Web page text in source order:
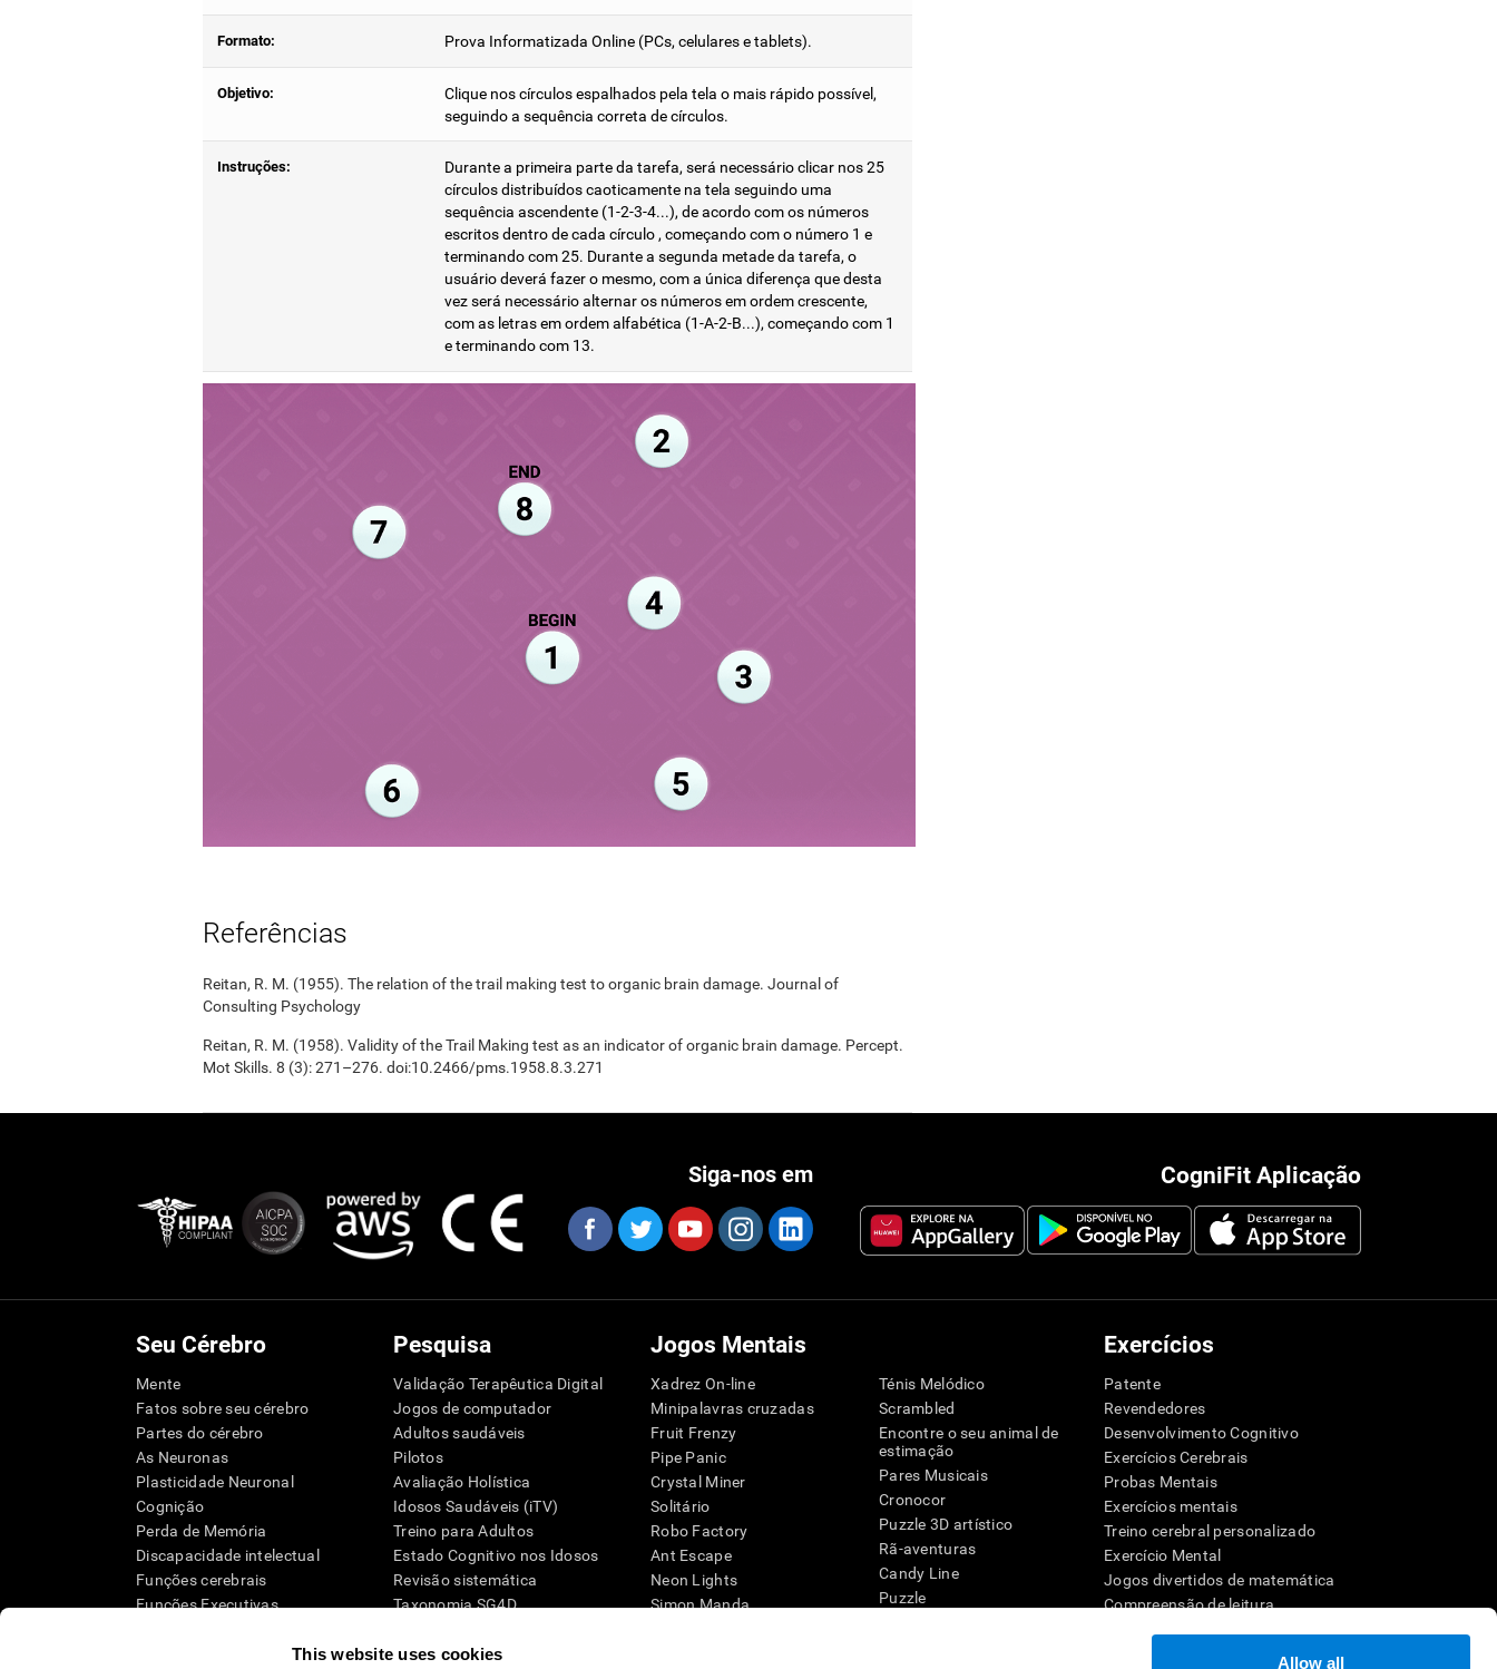
This website uses cookies Allow all
Formato: Prova Informatizada Online (PCs, celulares e tablets).
Objetivo:
Clique nos círculos espalhados pela tela o mais rápido possível,
seguindo a sequência correta de círculos.
Instruções:
Durante a primeira parte da tarefa, será necessário clicar nos 25
círculos distribuídos caoticamente na tela seguindo uma
sequência ascendente (1-2-3-4...), de acordo com os números
escritos dentro de cada círculo , começando com o número 1 e
terminando com 25. Durante a segunda metade da tarefa, o
usuário deverá fazer o mesmo, com a única diferença que desta
vez será necessário alternar os números em ordem crescente,
com as letras em ordem alfabética (1-A-2-B...), começando com 1
e terminando com 13.
Referências
Reitan, R. M. (1955). The relation of the trail making test to organic brain damage. Journal of
Consulting Psychology
Reitan, R. M. (1958). Validity of the Trail Making test as an indicator of organic brain damage. Percept.
Mot Skills. 8 (3): 271–276. doi:10.2466/pms.1958.8.3.271
CogniFit Aplicação
Siga-nos em
Seu Cérebro
Mente
Fatos sobre seu cérebro
Partes do cérebro
As Neuronas
Plasticidade Neuronal
Cognição
Perda de Memória
Discapacidade intelectual
Funções cerebrais
Funções Executivas
Pesquisa
Validação Terapêutica Digital
Jogos de computador
Adultos saudáveis
Pilotos
Avaliação Holística
Idosos Saudáveis (iTV)
Treino para Adultos
Estado Cognitivo nos Idosos
Revisão sistemática
Taxonomia SG4D
Jogos Mentais
Xadrez On-line
Minipalavras cruzadas
Fruit Frenzy
Pipe Panic
Crystal Miner
Solitário
Robo Factory
Ant Escape
Neon Lights
Simon Manda
Ténis Melódico
Scrambled
Encontre o seu animal de
estimação
Pares Musicais
Cronocor
Puzzle 3D artístico
Rã-aventuras
Candy Line
Puzzle
Exercícios
Patente
Revendedores
Desenvolvimento Cognitivo
Exercícios Cerebrais
Probas Mentais
Exercícios mentais
Treino cerebral personalizado
Exercício Mental
Jogos divertidos de matemática
Compreensão de leitura